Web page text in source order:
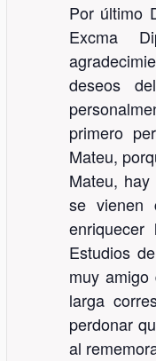
Por último
Excma
deseos
primero
Mateu,
Mateu,
se vienen
Estudios
muy
larga
perdonar
al